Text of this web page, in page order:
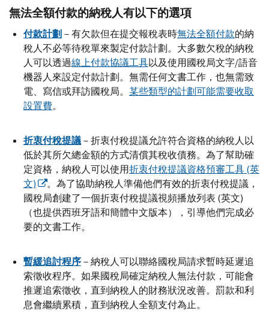
無法全額付款的納稅人有以下的選項
付款計劃－有欠款但在提交報稅表時無法全額付款的納
稅人不必等待稅單來製定付款計劃。大多數欠稅的納稅
人可以透過線上付款協議工具以及使用國稅局文字/語音
機器人來設定付款計劃。無需任何文書工作，也無需致
電、寫信或拜訪國稅局。 某些類型的計劃可能需要收取
設置費。
折衷付稅提議－折衷付稅提議允許符合資格的納稅人以
低於其所欠總金額的方式清償其稅收債務。為了幫助確
定資格，納稅人可以使用折衷付稅提議資格預審工具 (英
文)
。為了協助納稅人準備他們有效的折衷付稅提議，
國稅局創建了一個折衷付稅提議視頻播放列表 (英文)
（也提供西班牙語和簡體中文版本），引導他們完成必
要的文書工作。
暫緩追討程序－納稅人可以聯絡國稅局請求暫時延遲追
索徵收程序。如果國稅局確定納稅人無法付款，可能會
推遲追索徵收，直到納稅人的財務狀況改善。罰款和利
息會繼續累積，直到納稅人全額支付為止。